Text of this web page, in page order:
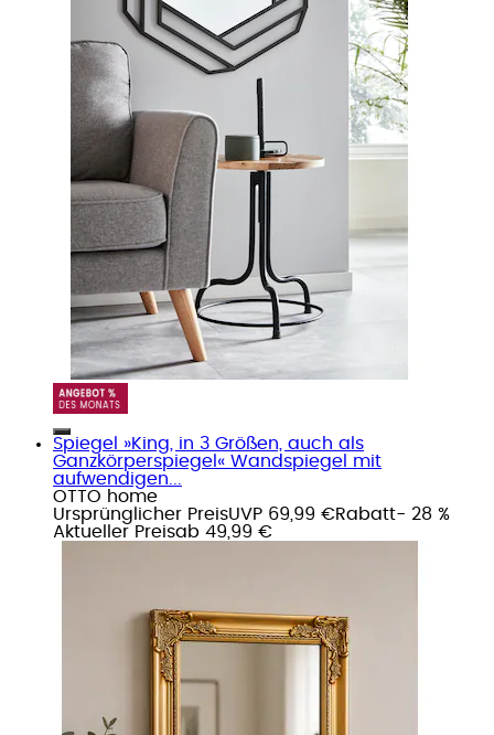
Spiegel »King, in 3 Größen, auch als
Ganzkörperspiegel« Wandspiegel mit
aufwendigen...
OTTO home
Ursprünglicher PreisUVP 69,99 €Rabatt- 28 %
Aktueller Preisab 49,99 €